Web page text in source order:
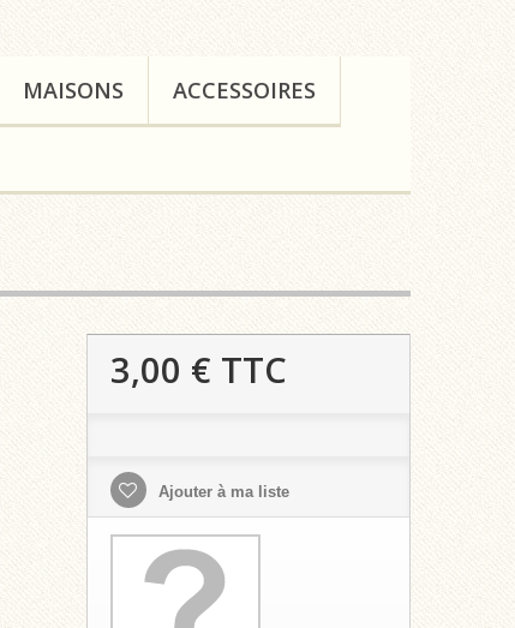
MAISONS ACCESSOIRES
3,00 € TTC
Ajouter à ma liste